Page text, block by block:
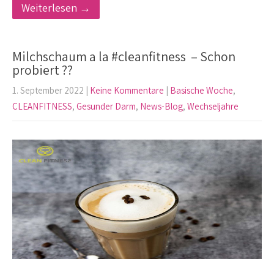
Weiterlesen →
Milchschaum a la #cleanfitness – Schon
probiert ??
1. September 2022 | Keine Kommentare | Basische Woche,
CLEANFITNESS, Gesunder Darm, News-Blog, Wechseljahre